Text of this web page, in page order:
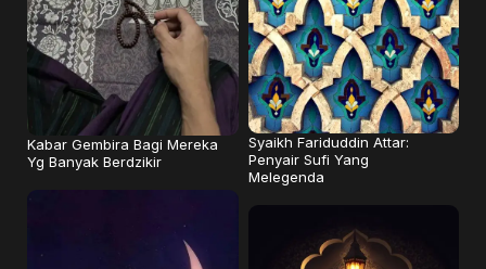
Kabar Gembira Bagi Mereka
Yg Banyak Berdzikir
Syaikh Fariduddin Attar:
Penyair Sufi Yang
Melegenda